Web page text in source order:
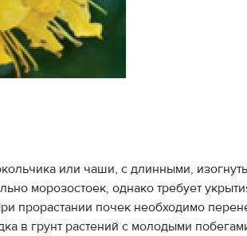
или чаши, с длинными,
морозостоек, однако требует
прорастании почек необходимо
в грунт растений с молодыми